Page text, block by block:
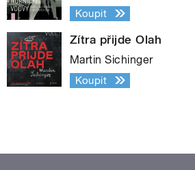
Koupit
Zítra přijde Olah
Martin Sichinger
Koupit